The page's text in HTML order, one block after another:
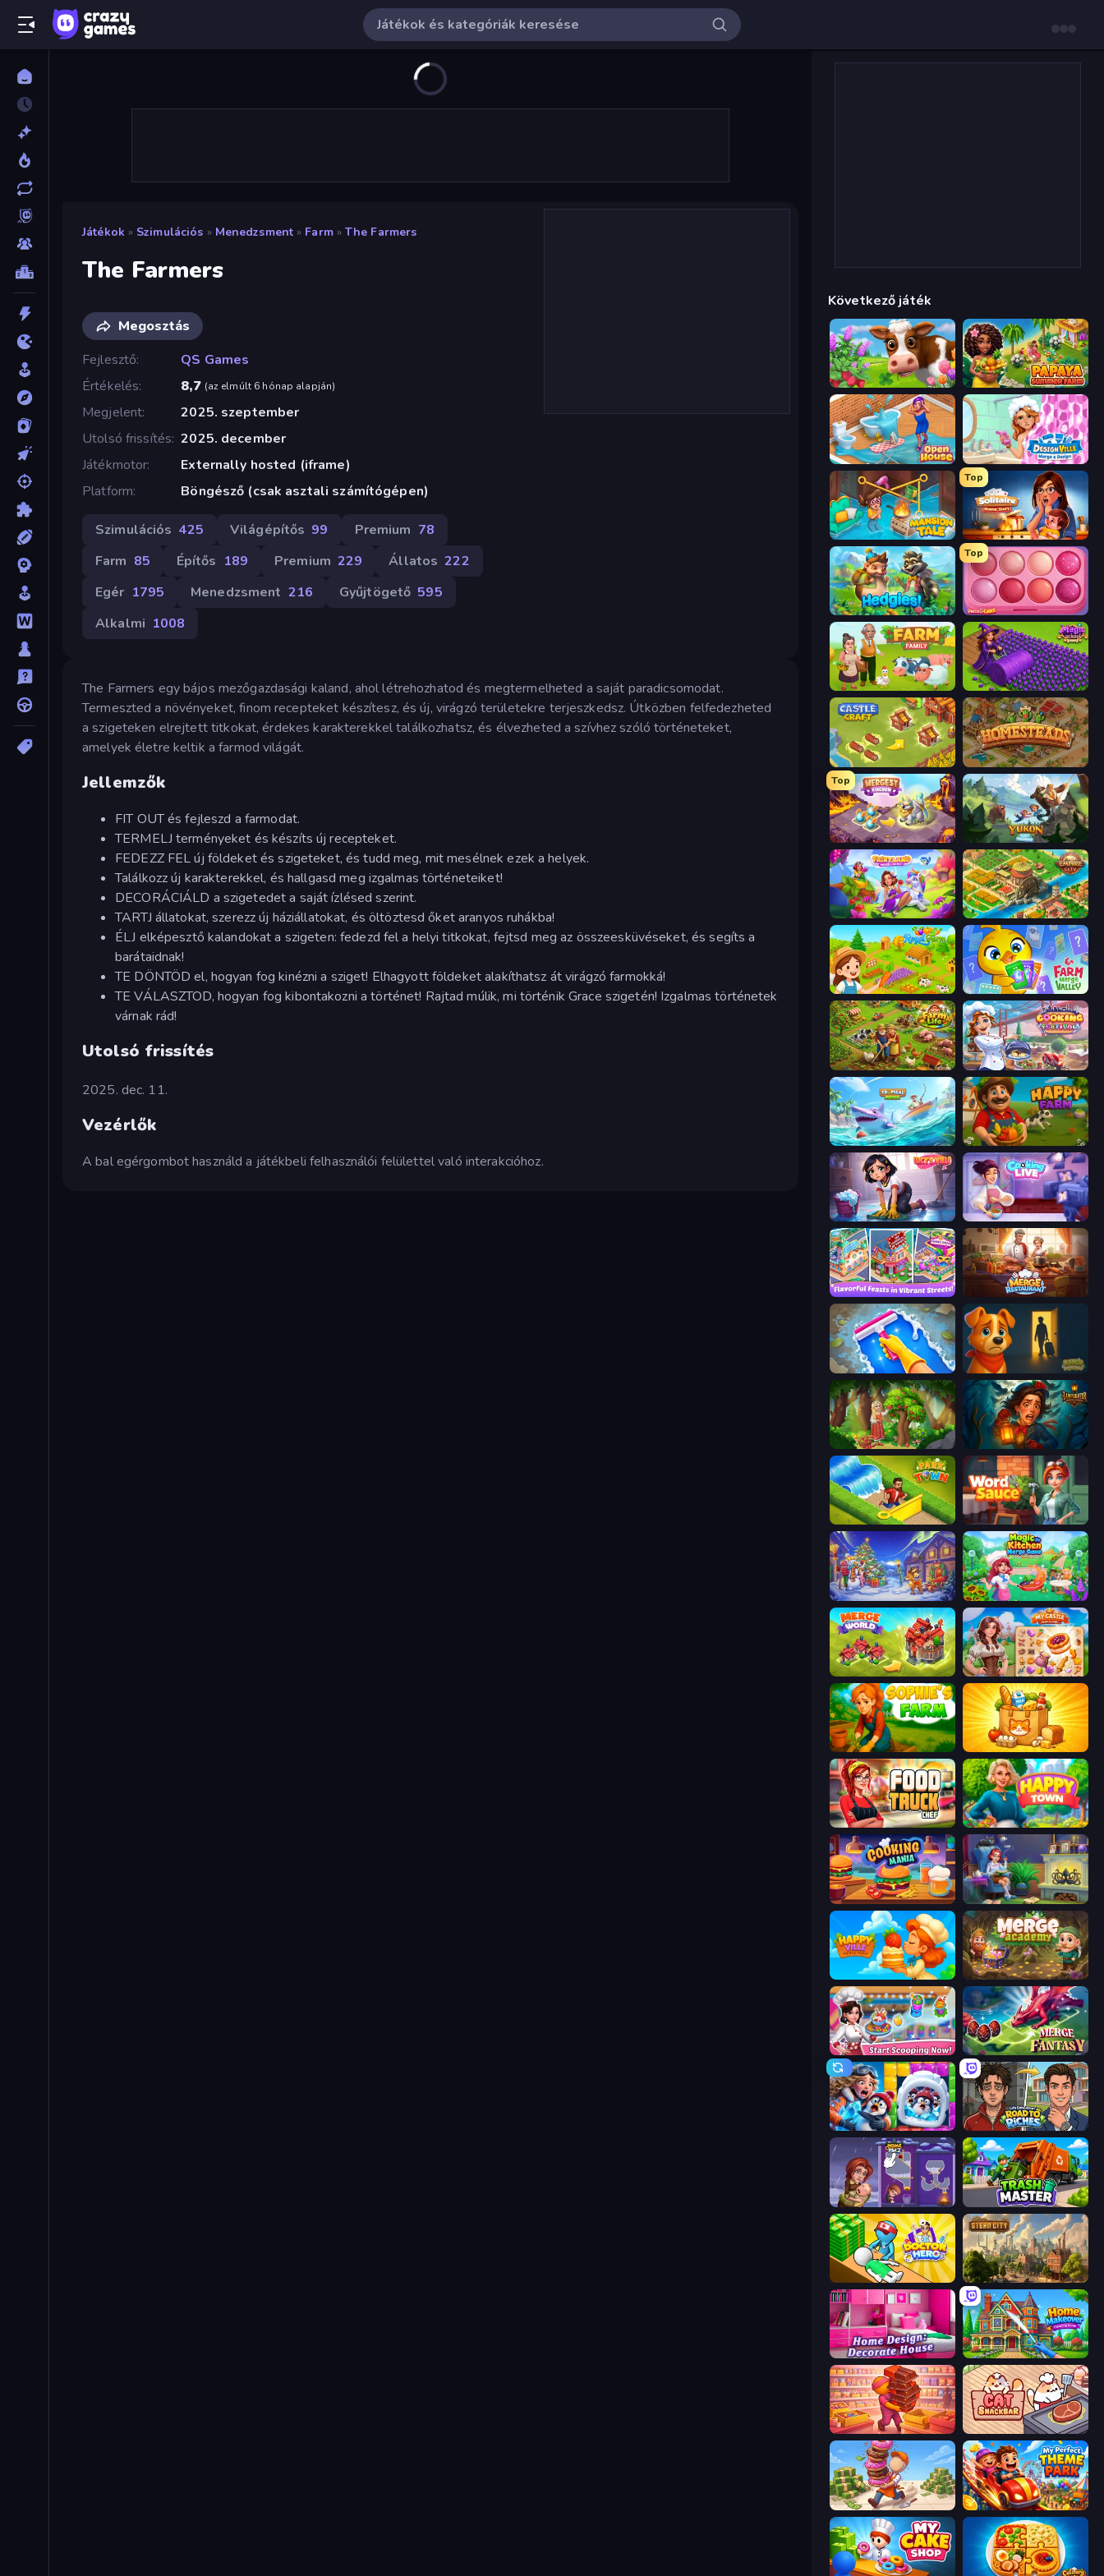
Játékok » Szimulációs » Menedzsment » Farm » The Farmers
The Farmers
Megosztás
Fejlesztő
QS Games
Értékelés
8,7 (az elmúlt 6 hónap alapján)
Megjelent
2025. szeptember
Utolsó frissítés 2025. december
Játékmotor
Externally hosted (iframe)
Platform
Böngésző (csak asztali számítógépen)
Szimulációs 425 Világépítős 99 Premium 78
Farm 85 Építős 189 Premium 229 Állatos 222
Egér 1795 Menedzsment 216 Gyűjtögető 595
Alkalmi 1008
The Farmers egy bájos mezőgazdasági kaland, ahol létrehozhatod és megtermelheted a saját paradicsomodat.
Termeszted a növényeket, finom recepteket készítesz, és új, virágzó területekre terjeszkedsz. Útközben felfedezheted
a szigeteken elrejtett titkokat, érdekes karakterekkel találkozhatsz, és élvezheted a szívhez szóló történeteket,
amelyek életre keltik a farmod világát.
Jellemzők
FIT OUT és fejleszd a farmodat.
TERMELJ terményeket és készíts új recepteket.
FEDEZZ FEL új földeket és szigeteket, és tudd meg, mit mesélnek ezek a helyek.
Találkozz új karakterekkel, és hallgasd meg izgalmas történeteiket!
DECORÁCIÁLD a szigetedet a saját ízlésed szerint.
TARTJ állatokat, szerezz új háziállatokat, és öltöztesd őket aranyos ruhákba!
ÉLJ elképesztő kalandokat a szigeten: fedezd fel a helyi titkokat, fejtsd meg az összeesküvéseket, és segíts a
barátaidnak!
TE DÖNTÖD el, hogyan fog kinézni a sziget! Elhagyott földeket alakíthatsz át virágzó farmokká!
TE VÁLASZTOD, hogyan fog kibontakozni a történet! Rajtad múlik, mi történik Grace szigetén! Izgalmas történetek
várnak rád!
Utolsó frissítés
2025. dec. 11.
Vezérlők
A bal egérgombot használd a játékbeli felhasználói felülettel való interakcióhoz.
Következő játék
Country Life Meadows Papaya Summer Farm
Open House Designville: Merge & Design
Mansion Tale: Merge Secrets
Top
Solitaire Home Story
Hedgies
Top
Piece of Cake: Merge and Bake
Farm Family Magic School
Castle Craft Homesteads: Dream Farm
Top
Mergest Kingdom Yukon: Family Adventure
Fairyland Merge & Magic Empire City
Royal Farm Farm Merge Valley
Farm Life Cooking Festival
Tropical Merge Happy Farm
Lucy’s Ville Cooking Live
Mom's Diary 2 Merge Restaurant
Hotel Rush: Merge Story Ranch Adventures
Northern Merge Lamplighter: Merge & Magic
Park Town Word Sauce
Snow Farm Happy New Year Magic Kitchen: Merge Game
Merge World My Castle: Merge & Story
Sophie's Farm Farm Merge Market
Food Truck Chef™: A Fun Cooking Game Happy Town
Cooking Mania Halloween Merge
HappyVille Merge Farm Merge Academy
Ice Cream Fever: Cooking Game Merge Fantasy
Captain Blast Life Simulator: Road to Riches
Home Pin 2 Trash Master
Doctor Hero Steam City
Home Design: Decorate House Home Makeover Cleaning Game
Candy Packing Store Cat Snack Bar
Donut Place My Perfect Theme Park